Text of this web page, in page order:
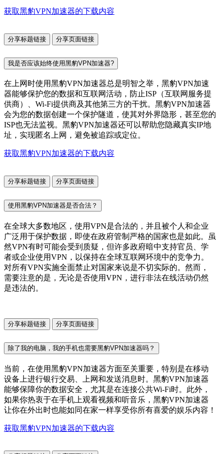
获取黑豹VPN加速器的下载内容
分享标题链接 分享页面链接
我是否应该始终使用黑豹VPN加速器?
在上网时使用黑豹VPN加速器总是明智之举，黑豹VPN加速
器能够保护您的数据和互联网活动，防止ISP（互联网服务提
供商）、Wi-Fi提供商及其他第三方的干扰。黑豹VPN加速器
会为您的数据创建一个保护隧道，使其对外界隐形，甚至您的
ISP也无法监视。黑豹VPN加速器还可以帮助您隐藏真实IP地
址，实现匿名上网，避免被追踪或定位。
获取黑豹VPN加速器的下载内容
分享标题链接 分享页面链接
使用黑豹VPN加速器是否合法？
在全球大多数地区，使用VPN是合法的，并且被个人和企业
广泛用于保护数据，即使在政府管制严格的国家也是如此。虽
然VPN有时可能会受到质疑，但许多政府暗中支持官员、学
者或企业使用VPN，以保持在全球互联网环境中的竞争力。
对所有VPN实施全面禁止对国家来说是不切实际的。然而，
需要注意的是，无论是否使用VPN，进行非法在线活动仍然
是违法的。
分享标题链接 分享页面链接
除了我的电脑，我的手机也需要黑豹VPN加速器吗？
当前，在使用黑豹VPN加速器方面至关重要，特别是在移动
设备上进行银行交易、上网和发送消息时。黑豹VPN加速器
能够保障你的数据安全，尤其是在连接公共Wi-Fi时。此外，
如果你热衷于在手机上观看视频和听音乐，黑豹VPN加速器
让你在外出时也能如同在家一样享受你所有喜爱的娱乐内容！
获取黑豹VPN加速器的下载内容